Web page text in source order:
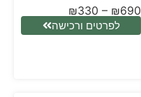
₪330 – ₪690
לפרטים ורכישה